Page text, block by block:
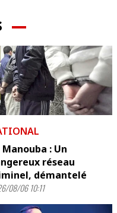
Manouba : Un
réseau
démantelé
08/06 10:11